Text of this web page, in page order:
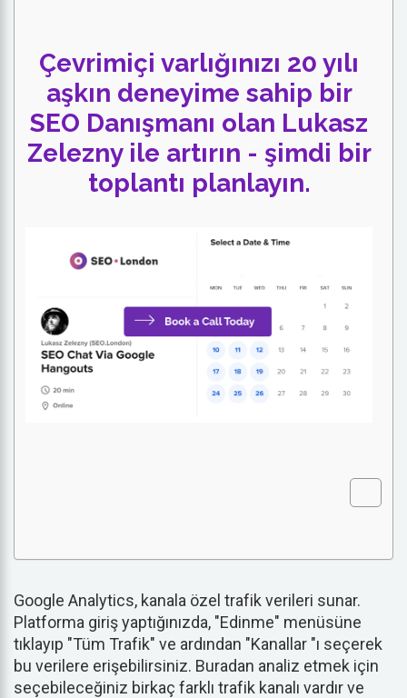
Çevrimiçi varlığınızı 20 yılı
aşkın deneyime sahip bir
SEO Danışmanı olan Lukasz
Zelezny ile artırın - şimdi bir
toplantı planlayın.
Google Analytics, kanala özel trafik verileri sunar.
Platforma giriş yaptığınızda, "Edinme" menüsüne
tıklayıp "Tüm Trafik" ve ardından "Kanallar "ı seçerek
bu verilere erişebilirsiniz. Buradan analiz etmek için
seçebileceğiniz birkaç farklı trafik kanalı vardır ve